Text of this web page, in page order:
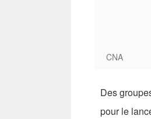
CNA
Des
pour le